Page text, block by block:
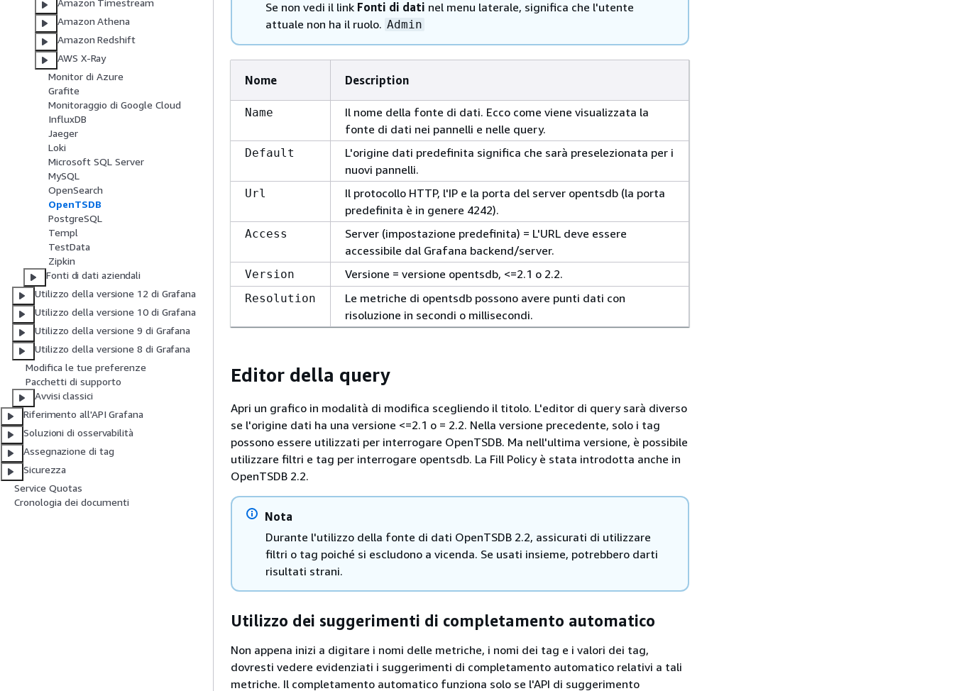
Amazon Timestream
Amazon Athena
Amazon Redshift
AWS X-Ray
Monitor di Azure
Grafite
Monitoraggio di Google Cloud
InfluxDB
Jaeger
Loki
Microsoft SQL Server
MySQL
OpenSearch
OpenTSDB
PostgreSQL
Templ
TestData
Zipkin
Fonti di dati aziendali
Utilizzo della versione 12 di Grafana
Utilizzo della versione 10 di Grafana
Utilizzo della versione 9 di Grafana
Utilizzo della versione 8 di Grafana
Modifica le tue preferenze
Pacchetti di supporto
Avvisi classici
Riferimento all'API Grafana
Soluzioni di osservabilità
Assegnazione di tag
Sicurezza
Service Quotas
Cronologia dei documenti
Se non vedi il link Fonti di dati nel menu laterale, significa che l'utente
attuale non ha il ruolo. Admin
Nome Description
Name
Il nome della fonte di dati. Ecco come viene visualizzata la
fonte di dati nei pannelli e nelle query.
Default
L'origine dati predefinita significa che sarà preselezionata per i
nuovi pannelli.
Url
Il protocollo HTTP, l'IP e la porta del server opentsdb (la porta
predefinita è in genere 4242).
Access
Server (impostazione predefinita) = L'URL deve essere
accessibile dal Grafana backend/server.
Version Versione = versione opentsdb, <=2.1 o 2.2.
Resolution
Le metriche di opentsdb possono avere punti dati con
risoluzione in secondi o millisecondi.
Editor della query
Apri un grafico in modalità di modifica scegliendo il titolo. L'editor di query sarà diverso
se l'origine dati ha una versione <=2.1 o = 2.2. Nella versione precedente, solo i tag
possono essere utilizzati per interrogare OpenTSDB. Ma nell'ultima versione, è possibile
utilizzare filtri e tag per interrogare opentsdb. La Fill Policy è stata introdotta anche in
OpenTSDB 2.2.
Nota
Durante l'utilizzo della fonte di dati OpenTSDB 2.2, assicurati di utilizzare
filtri o tag poiché si escludono a vicenda. Se usati insieme, potrebbero darti
risultati strani.
Utilizzo dei suggerimenti di completamento automatico
Non appena inizi a digitare i nomi delle metriche, i nomi dei tag e i valori dei tag,
dovresti vedere evidenziati i suggerimenti di completamento automatico relativi a tali
metriche. Il completamento automatico funziona solo se l'API di suggerimento